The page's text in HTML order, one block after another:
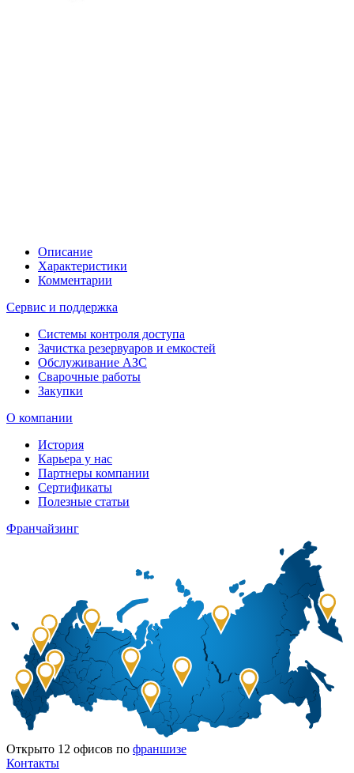
Описание
Характеристики
Комментарии
Сервис и поддержка
Системы контроля доступа
Зачистка резервуаров и емкостей
Обслуживание АЗС
Сварочные работы
Закупки
О компании
История
Карьера у нас
Партнеры компании
Сертификаты
Полезные статьи
Франчайзинг
Открыто 12 офисов по франшизе
Контакты